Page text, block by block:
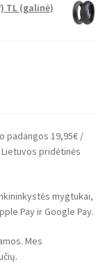
TL (galinė)
padangos 19,95€ /
pridėtinės
mygtukai,
Pay ir Google Pay.
Mes